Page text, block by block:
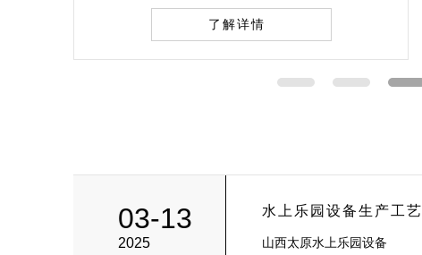
03-13
2025
水上乐园设备生产工艺
山西太原水上乐园设备